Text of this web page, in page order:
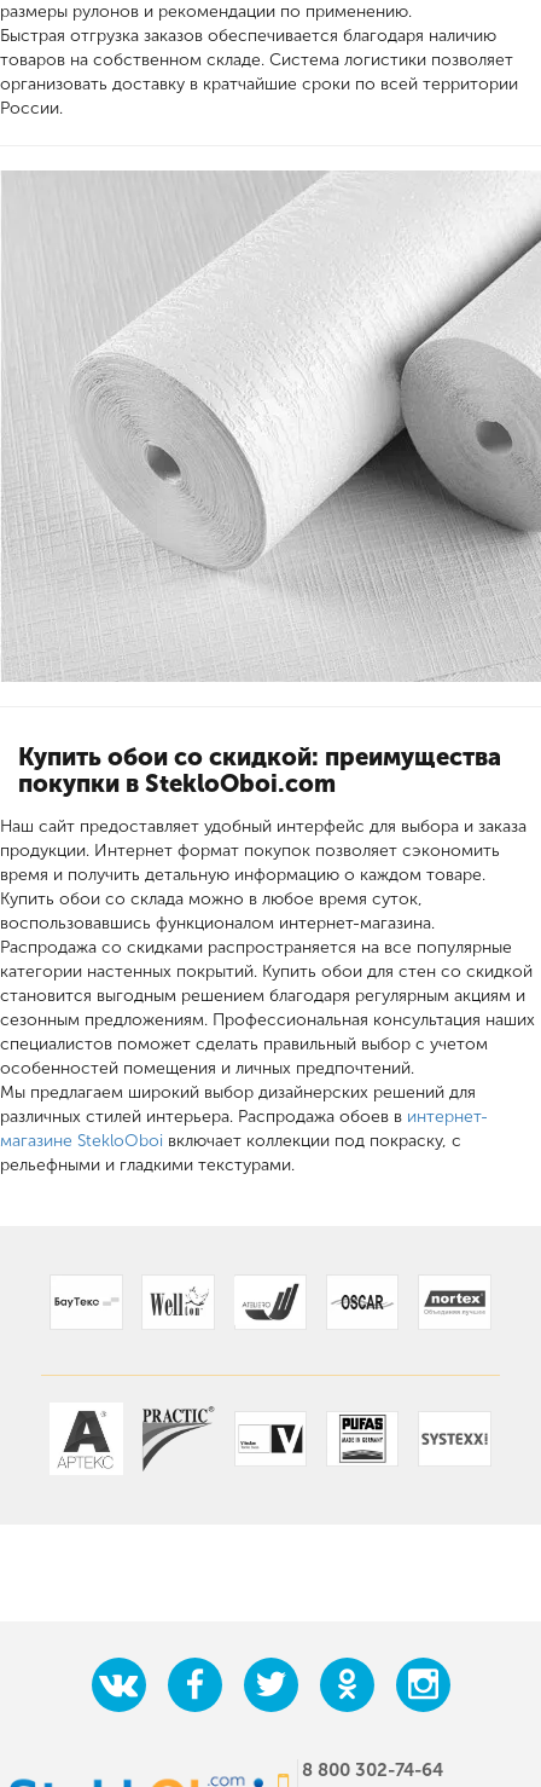
размеры рулонов и рекомендации по применению.
Быстрая отгрузка заказов обеспечивается благодаря наличию
товаров на собственном складе. Система логистики позволяет
организовать доставку в кратчайшие сроки по всей территории
России.
Купить обои со скидкой: преимущества
покупки в StekloOboi.com
Наш сайт предоставляет удобный интерфейс для выбора и заказа
продукции. Интернет формат покупок позволяет сэкономить
время и получить детальную информацию о каждом товаре.
Купить обои со склада можно в любое время суток,
воспользовавшись функционалом интернет-магазина.
Распродажа со скидками распространяется на все популярные
категории настенных покрытий. Купить обои для стен со скидкой
становится выгодным решением благодаря регулярным акциям и
сезонным предложениям. Профессиональная консультация наших
специалистов поможет сделать правильный выбор с учетом
особенностей помещения и личных предпочтений.
Мы предлагаем широкий выбор дизайнерских решений для
различных стилей интерьера. Распродажа обоев в интернет-
магазине StekloOboi включает коллекции под покраску, с
рельефными и гладкими текстурами.
8 800 302-74-64